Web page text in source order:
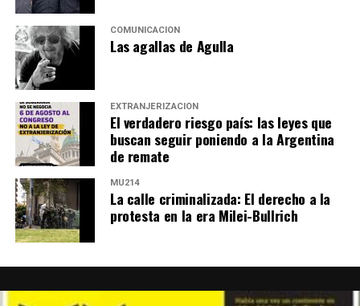
COMUNICACIÓN
Las agallas de Agulla
EXTRANJERIZACIÓN
El verdadero riesgo país: las leyes que
buscan seguir poniendo a la Argentina
de remate
MU214
La calle criminalizada: El derecho a la
protesta en la era Milei-Bullrich